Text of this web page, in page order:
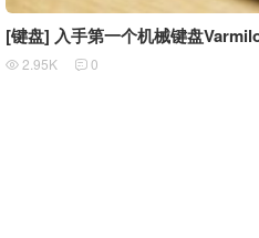
[键盘] 入手第一个机械键盘
 2.95K  0